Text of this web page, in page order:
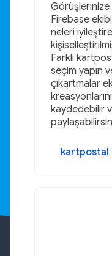
Firebase
neleri
Farklı
seçim yapın
çıkartmalar
kaydedebilir
kartpostal